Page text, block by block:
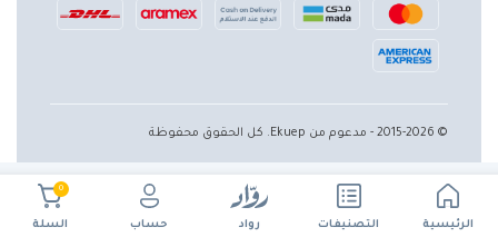
الرئيسية التصنيفات رواد حساب
0
السلة
© 2015-2026 - مدعوم من Ekuep. كل الحقوق محفوظة